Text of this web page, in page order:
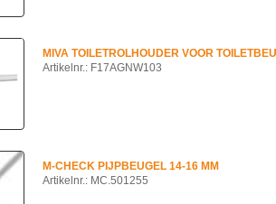
MIVA TOILETROLHOUDER VOOR
Artikelnr.: F17AGNW103
M-CHECK PIJPBEUGEL 14-16 MM
Artikelnr.: MC.501255